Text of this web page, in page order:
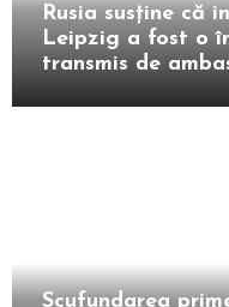
Rusia susține că
Leipzig a fost o
transmis de
Scufundarea